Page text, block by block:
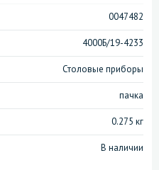
0047482
4000Б/19-4233
Столовые приборы
пачка
0.275 кг
В наличии